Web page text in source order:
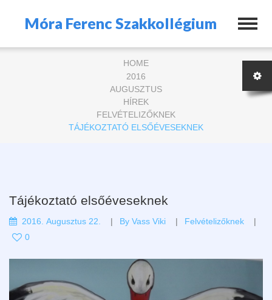
Móra Ferenc Szakkollégium
HOME
2016
AUGUSZTUS
HÍREK
FELVÉTELIZŐKNEK
TÁJÉKOZTATÓ ELSŐÉVESEKNEK
Tájékoztató elsőéveseknek
2016. Augusztus 22. By Vass Viki
Felvételizőknek
0